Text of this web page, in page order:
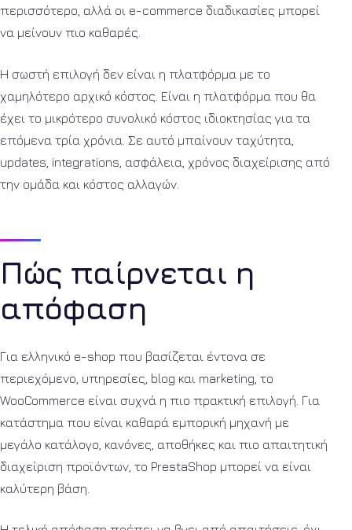
περισσότερο, αλλά οι e-commerce διαδικασίες μπορεί
να μείνουν πιο καθαρές.
Η σωστή επιλογή δεν είναι η πλατφόρμα με το
χαμηλότερο αρχικό κόστος. Είναι η πλατφόρμα που θα
έχει το μικρότερο συνολικό κόστος ιδιοκτησίας για τα
επόμενα τρία χρόνια. Σε αυτό μπαίνουν ταχύτητα,
updates, integrations, ασφάλεια, χρόνος διαχείρισης από
την ομάδα και κόστος αλλαγών.
Πώς παίρνεται η
απόφαση
Για ελληνικό e-shop που βασίζεται έντονα σε
περιεχόμενο, υπηρεσίες, blog και marketing, το
WooCommerce είναι συχνά η πιο πρακτική επιλογή. Για
κατάστημα που είναι καθαρά εμπορική μηχανή με
μεγάλο κατάλογο, κανόνες, αποθήκες και πιο απαιτητική
διαχείριση προϊόντων, το PrestaShop μπορεί να είναι
καλύτερη βάση.